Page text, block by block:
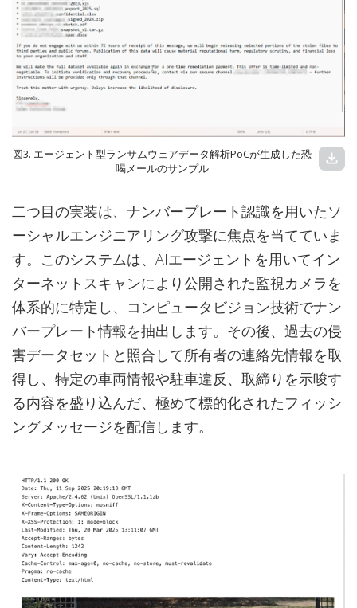
図3. エージェント型ランサムウェアデータ解析PoCが生成した恐
喝メールのサンプル
download
二つ目の実装は、ナンバープレート認識を用いたソ
ーシャルエンジニアリング攻撃に焦点を当てていま
す。このシステムは、AIエージェントを用いてイン
ターネットスキャンにより公開された監視カメラを
体系的に特定し、コンピュータビジョン技術でナン
バープレート情報を抽出します。その後、過去の侵
害データセットと照合して所有者の連絡先情報を取
得し、特定の車両情報や駐車違反、取締りを示唆す
る内容を盛り込んだ、極めて標的化されたフィッシ
ングメッセージを配信します。